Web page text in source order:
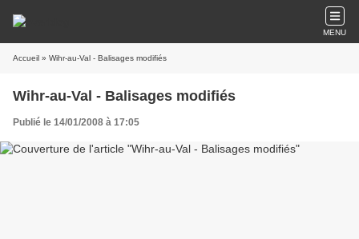
MENU
Accueil » Wihr-au-Val - Balisages modifiés
Wihr-au-Val - Balisages modifiés
Publié le 14/01/2008 à 17:05